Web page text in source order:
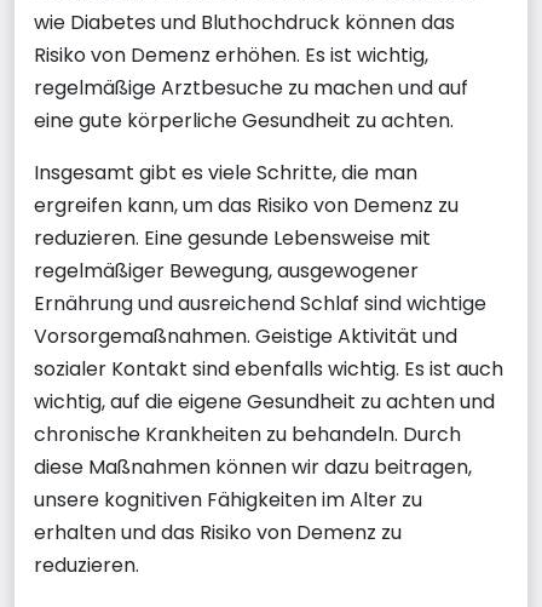
wie Diabetes und Bluthochdruck können das
Risiko von Demenz erhöhen. Es ist wichtig,
regelmäßige Arztbesuche zu machen und auf
eine gute körperliche Gesundheit zu achten.
Insgesamt gibt es viele Schritte, die man
ergreifen kann, um das Risiko von Demenz zu
reduzieren. Eine gesunde Lebensweise mit
regelmäßiger Bewegung, ausgewogener
Ernährung und ausreichend Schlaf sind wichtige
Vorsorgemaßnahmen. Geistige Aktivität und
sozialer Kontakt sind ebenfalls wichtig. Es ist auch
wichtig, auf die eigene Gesundheit zu achten und
chronische Krankheiten zu behandeln. Durch
diese Maßnahmen können wir dazu beitragen,
unsere kognitiven Fähigkeiten im Alter zu
erhalten und das Risiko von Demenz zu
reduzieren.